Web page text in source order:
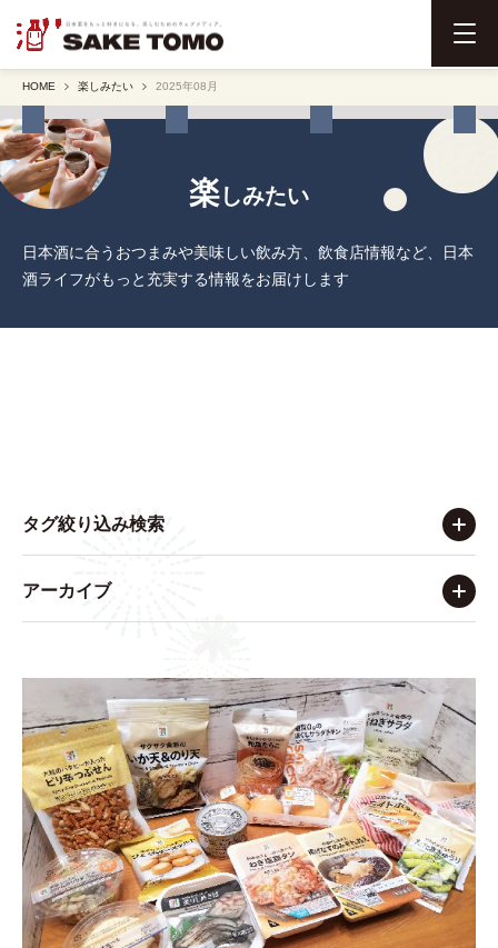
メ
ニ
ー
HOME 楽しみたい 2025年08月
楽しみたい
日本酒に合うおつまみや美味しい飲み方、飲食店情報など、日本
酒ライフがもっと充実する情報をお届けします
タグ絞り込み検索
アーカイブ